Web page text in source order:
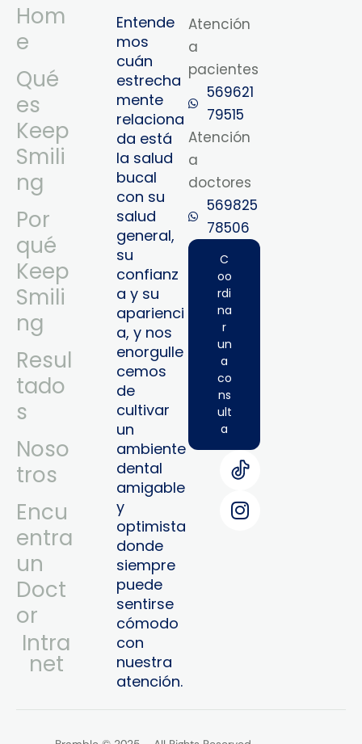
Hom
e
Qué
es
Keep
Smili
ng
Por
qué
Keep
Smili
ng
Resul
tado
s
Noso
tros
Encu
entra
un
Doct
or
Intra
Net
Entende
mos
cuán
estrecha
mente
relaciona
da está
la salud
bucal
con su
salud
general,
su
confianz
a y su
aparienci
a, y nos
enorgulle
cemos
de
cultivar
un
ambiente
dental
amigable
y
optimista
donde
siempre
puede
sentirse
cómodo
con
nuestra
atención.
Atención
a
pacientes
569621
79515‬
Atención
a
doctores
569825
78506‬
C
oo
rdi
na
r
un
a
co
ns
ult
a